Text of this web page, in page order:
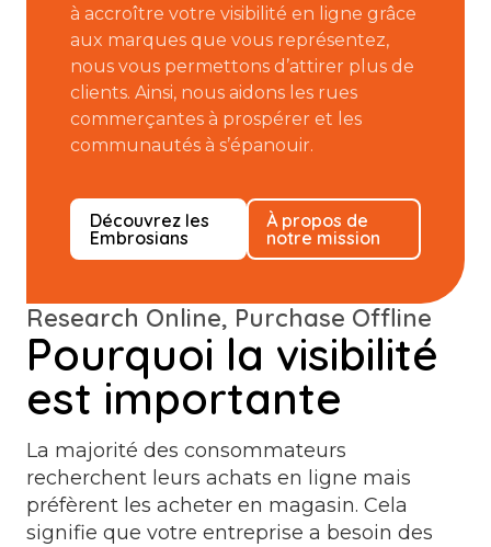
à accroître votre visibilité en ligne grâce
aux marques que vous représentez,
nous vous permettons d’attirer plus de
clients. Ainsi, nous aidons les rues
commerçantes à prospérer et les
communautés à s’épanouir.
Découvrez les
Embrosians
À propos de
notre mission
Pourquoi la visibilité
est importante
Research Online, Purchase Offline
La majorité des consommateurs
recherchent leurs achats en ligne mais
préfèrent les acheter en magasin. Cela
signifie que votre entreprise a besoin des